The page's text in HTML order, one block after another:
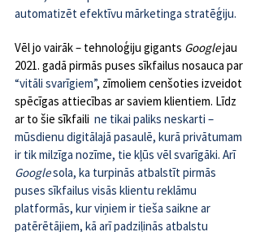
automatizēt efektīvu mārketinga stratēģiju.
Vēl jo vairāk – tehnoloģiju gigants Google jau
2021. gadā pirmās puses sīkfailus nosauca par
“vitāli svarīgiem”, zīmoliem cenšoties izveidot
spēcīgas attiecības ar saviem klientiem. Līdz
ar to šie sīkfaili ne tikai paliks neskarti –
mūsdienu digitālajā pasaulē, kurā privātumam
ir tik milzīga nozīme, tie kļūs vēl svarīgāki. Arī
Google sola, ka turpinās atbalstīt pirmās
puses sīkfailus visās klientu reklāmu
platformās, kur viņiem ir tieša saikne ar
patērētājiem, kā arī padziļinās atbalstu